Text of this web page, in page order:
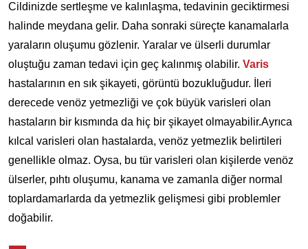
Cildinizde sertleşme ve kalınlaşma, tedavinin geciktirmesi
halinde meydana gelir. Daha sonraki süreçte kanamalarla
yaraların oluşumu gözlenir. Yaralar ve ülserli durumlar
oluştuğu zaman tedavi için geç kalınmış olabilir. Varis
hastalarının en sık şikayeti, görüntü bozukluğudur. İleri
derecede venöz yetmezliği ve çok büyük varisleri olan
hastaların bir kısmında da hiç bir şikayet olmayabilir.Ayrıca
kılcal varisleri olan hastalarda, venöz yetmezlik belirtileri
genellikle olmaz. Oysa, bu tür varisleri olan kişilerde venöz
ülserler, pıhtı oluşumu, kanama ve zamanla diğer normal
toplardamarlarda da yetmezlik gelişmesi gibi problemler
doğabilir.